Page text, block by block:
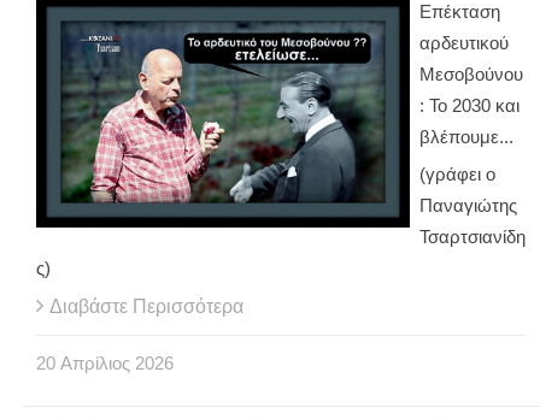
Επέκταση
αρδευτικού
Μεσοβούνου
: Το 2030 και
βλέπουμε...
(γράφει ο
Παναγιώτης
Τσαρτσιανίδη
ς)
Διαβάστε Περισσότερα
20 Απρίλιος 2026